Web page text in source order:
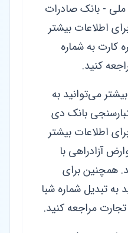
- بانک صادرات
اطلاعات بیشتر
کارت به شماره
کنید.
می‌توانید به
بانک دی
اطلاعات بیشتر
آزادراهی با
همچنین برای
به تبدیل شماره شبا
مراجعه کنید.